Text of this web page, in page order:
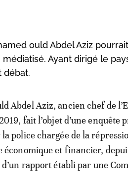
ould Abdel Aziz
Ayant dirigé le
débat.
Abdel Aziz, ancien chef de
fait l’objet d’une enquête
police chargée de la
économique et financier,
d’un rapport établi par une